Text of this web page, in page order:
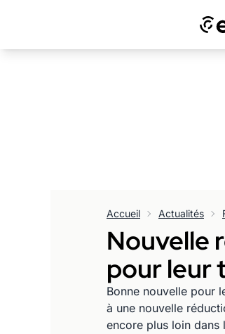
Accueil Actualités
Nouvelle
pour leur
Bonne nouvelle pour
à une nouvelle
encore plus loin dans